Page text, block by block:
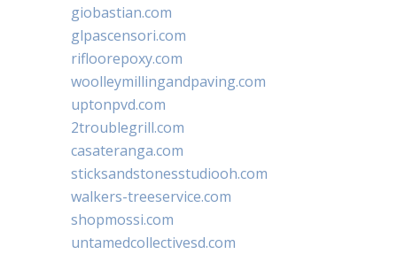
giobastian.com
glpascensori.com
rifloorepoxy.com
woolleymillingandpaving.com
uptonpvd.com
2troublegrill.com
casateranga.com
sticksandstonesstudiooh.com
walkers-treeservice.com
shopmossi.com
untamedcollectivesd.com